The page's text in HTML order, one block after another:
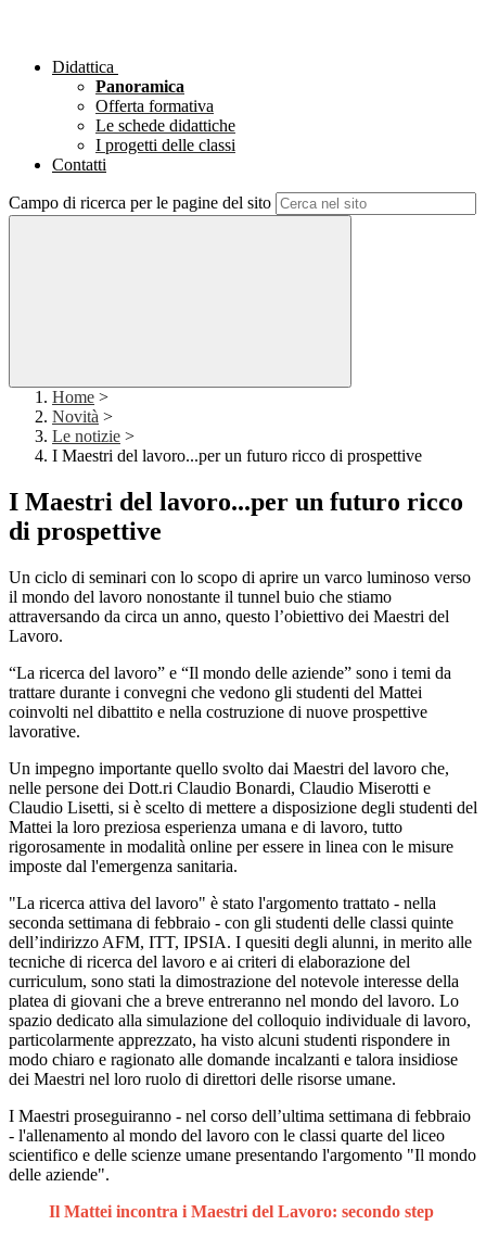
Didattica
Panoramica
Offerta formativa
Le schede didattiche
I progetti delle classi
Contatti
Campo di ricerca per le pagine del sito
Home >
Novità >
Le notizie >
I Maestri del lavoro...per un futuro ricco di prospettive
I Maestri del lavoro...per un futuro ricco
di prospettive
Un ciclo di seminari con lo scopo di aprire un varco luminoso verso
il mondo del lavoro nonostante il tunnel buio che stiamo
attraversando da circa un anno, questo l’obiettivo dei Maestri del
Lavoro.
“La ricerca del lavoro” e “Il mondo delle aziende” sono i temi da
trattare durante i convegni che vedono gli studenti del Mattei
coinvolti nel dibattito e nella costruzione di nuove prospettive
lavorative.
Un impegno importante quello svolto dai Maestri del lavoro che,
nelle persone dei Dott.ri Claudio Bonardi, Claudio Miserotti e
Claudio Lisetti, si è scelto di mettere a disposizione degli studenti del
Mattei la loro preziosa esperienza umana e di lavoro, tutto
rigorosamente in modalità online per essere in linea con le misure
imposte dal l'emergenza sanitaria.
"La ricerca attiva del lavoro" è stato l'argomento trattato - nella
seconda settimana di febbraio - con gli studenti delle classi quinte
dell’indirizzo AFM, ITT, IPSIA. I quesiti degli alunni, in merito alle
tecniche di ricerca del lavoro e ai criteri di elaborazione del
curriculum, sono stati la dimostrazione del notevole interesse della
platea di giovani che a breve entreranno nel mondo del lavoro. Lo
spazio dedicato alla simulazione del colloquio individuale di lavoro,
particolarmente apprezzato, ha visto alcuni studenti rispondere in
modo chiaro e ragionato alle domande incalzanti e talora insidiose
dei Maestri nel loro ruolo di direttori delle risorse umane.
I Maestri proseguiranno - nel corso dell’ultima settimana di febbraio
- l'allenamento al mondo del lavoro con le classi quarte del liceo
scientifico e delle scienze umane presentando l'argomento "Il mondo
delle aziende".
Il Mattei incontra i Maestri del Lavoro: secondo step